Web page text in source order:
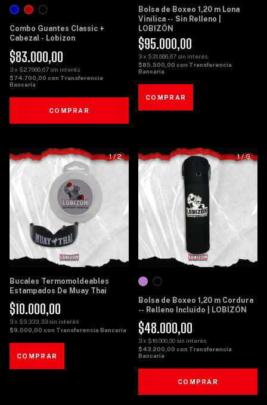
Combo Guantes Classic +
Cabezal - Lobizon
$83.000,00
3x $27.666,67 sin interés
$74.700,00 con Transferencia
Bancaria
COMPRAR
Bolsa de Boxeo 1,20 m Lona
Vinílica -- Sin Relleno |
LOBIZÓN
$95.000,00
3x $31.666,67 sin interés
$85.500,00 con Transferencia
Bancaria
1/2
Bucales Termomoldeables
Estampados De Muay Thai
$10.000,00
3x $3.333,33 sin interés
$9.000,00 con Transferencia Bancaria
1/6
Bolsa de Boxeo 1,20 m Cordura
-- Relleno Incluido | LOBIZÓN
$48.000,00
3x $16.000,00 sin interés
$43.200,00 con Transferencia
Bancaria
COMPRAR